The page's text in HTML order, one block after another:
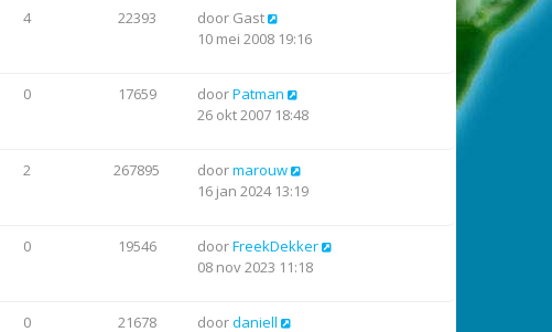
4 22393 door Gast
10 mei 2008 19:16
0 17659 doorPatman
26 okt 2007 18:48
2 267895 doormarouw
16 jan 2024 13:19
0 19546 doorFreekDekker
08 nov 2023 11:18
0 21678 doordaniell